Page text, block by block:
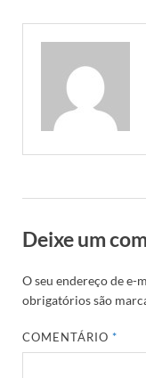
Deixe um
O seu endereço de e-
obrigatórios são
COMENTÁRIO*